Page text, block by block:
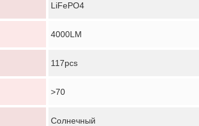
сообщение
LiFePO4
4000LM
117pcs
>70
Солнечный